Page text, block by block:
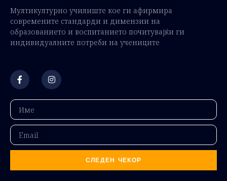
Мултикултурно училиште кое ги афирмира
современите стандарди и димензии на
образованието и воспитанието почитувајќи ги
индивидуалните потреби на учениците
СЛЕДЕН ЧЕКОР